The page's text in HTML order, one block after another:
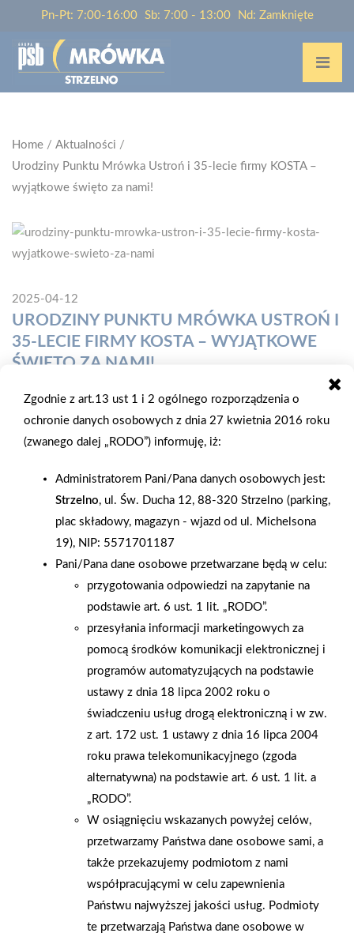
Pn-Pt: 7:00-16:00 Sb: 7:00 - 13:00 Nd: Zamknięte
Home / Aktualności /
Urodziny Punktu Mrówka Ustroń i 35-lecie firmy KOSTA –
wyjątkowe święto za nami!
2025-04-12
URODZINY PUNKTU MRÓWKA USTROŃ I
35-LECIE FIRMY KOSTA – WYJĄTKOWE
ŚWIĘTO ZA NAMI!
W dniu 12 kwietnia 2025 r. sklep PSB Mrówka w Ustroniu
świętował pierwsze urodziny oraz firma KOSTA obchodziła
jubileusz 35-lecia działalności. Uroczystość zgromadziła wielu
zaproszonych gości, klientów oraz przedstawicieli firmy, w tym
nestorów, założycieli i wspólników, którzy wspólnie uczcili ten
ważny moment w historii naszej marki. W ramach
podziękowania i uznania, przedstawicielom firmy KOSTA
wręczono okolicznościowe kwiaty. Kulminacyjnym punktem
programu było oficjalne odśpiewanie toastu o godzinie 10:00,
po którym wszyscy goście zostali zaproszeni na poczęstunek –
nie zabrakło oczywiście jubileuszowego tortu! Z tej
szczególnej okazji firma przygotowała także wiele
dodatkowych atrakcji: - specjalne wystawy naszych
kluczowych dostawców, w tym m.in. firmy Blue Delfin, - strefę
animacji dla najmłodszych klientów, - konkurs z nagrodami dla
wszystkich odwiedzających punkt Mrówka Ustroń w tym dniu.
Dziękujemy wszystkim, którzy uczestniczyli w tej uroczystości!
AKTUALNOŚCI
Zgodnie z art.13 ust 1 i 2 ogólnego rozporządzenia o
ochronie danych osobowych z dnia 27 kwietnia 2016 roku
(zwanego dalej „RODO”) informuję, iż:
Administratorem Pani/Pana danych osobowych jest:
Strzelno, ul. Św. Ducha 12, 88-320 Strzelno (parking,
plac składowy, magazyn - wjazd od ul. Michelsona
19), NIP: 5571701187
Pani/Pana dane osobowe przetwarzane będą w celu:
przygotowania odpowiedzi na zapytanie na
podstawie art. 6 ust. 1 lit. „RODO”.
przesyłania informacji marketingowych za
pomocą środków komunikacji elektronicznej i
programów automatyzujących na podstawie
ustawy z dnia 18 lipca 2002 roku o
świadczeniu usług drogą elektroniczną i w zw.
z art. 172 ust. 1 ustawy z dnia 16 lipca 2004
roku prawa telekomunikacyjnego (zgoda
alternatywna) na podstawie art. 6 ust. 1 lit. a
„RODO”.
W osiągnięciu wskazanych powyżej celów,
przetwarzamy Państwa dane osobowe sami, a
także przekazujemy podmiotom z nami
współpracującymi w celu zapewnienia
Państwu najwyższej jakości usług. Podmioty
te przetwarzają Państwa dane osobowe w